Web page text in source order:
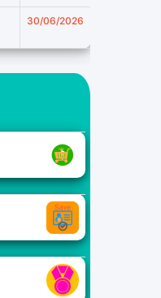
30/06/2026